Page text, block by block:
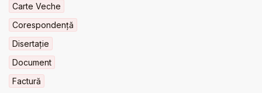
Carte Veche
Corespondență
Disertație
Document
Factură